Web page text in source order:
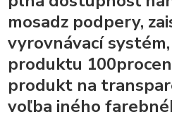
mosadz podpery,
vyrovnávací
produktu
produkt na
voľba iného